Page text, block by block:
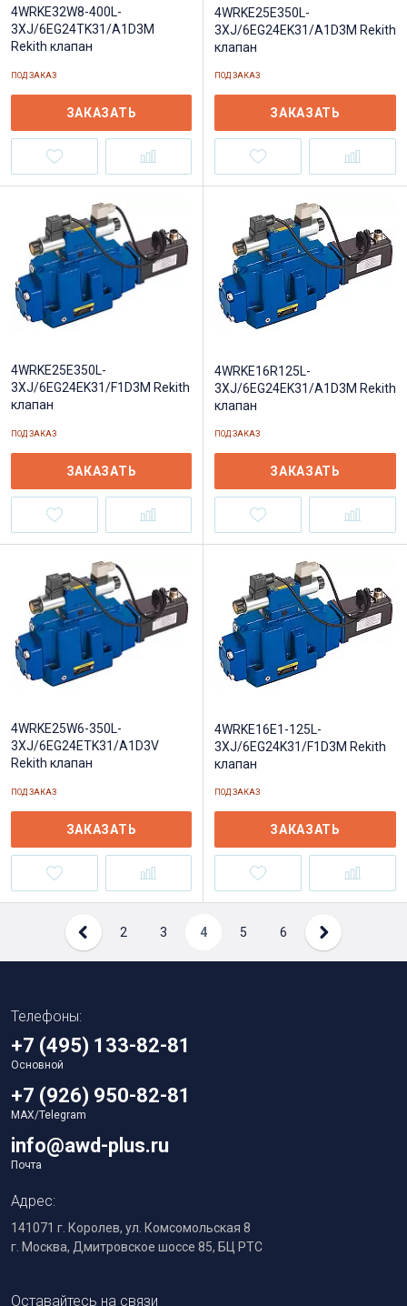
4WRKE32W8-400L-
3XJ/6EG24TK31/A1D3M
Rekith клапан
ПОД ЗАКАЗ
ЗАКАЗАТЬ
4WRKE25E350L-
3XJ/6EG24EK31/A1D3M Rekith
клапан
ПОД ЗАКАЗ
ЗАКАЗАТЬ
4WRKE25E350L-
3XJ/6EG24EK31/F1D3M Rekith
клапан
ПОД ЗАКАЗ
ЗАКАЗАТЬ
4WRKE16R125L-
3XJ/6EG24EK31/A1D3M Rekith
клапан
ПОД ЗАКАЗ
ЗАКАЗАТЬ
4WRKE25W6-350L-
3XJ/6EG24ETK31/A1D3V
Rekith клапан
ПОД ЗАКАЗ
ЗАКАЗАТЬ
4WRKE16E1-125L-
3XJ/6EG24K31/F1D3M Rekith
клапан
ПОД ЗАКАЗ
ЗАКАЗАТЬ
2 3 4 5 6
Телефоны:
+7 (495) 133-82-81
Основной
+7 (926) 950-82-81
MAX/Telegram
info@awd-plus.ru
Почта
Адрес:
141071 г. Королев, ул. Комсомольская 8
г. Москва, Дмитровское шоссе 85, БЦ РТС
Оставайтесь на связи